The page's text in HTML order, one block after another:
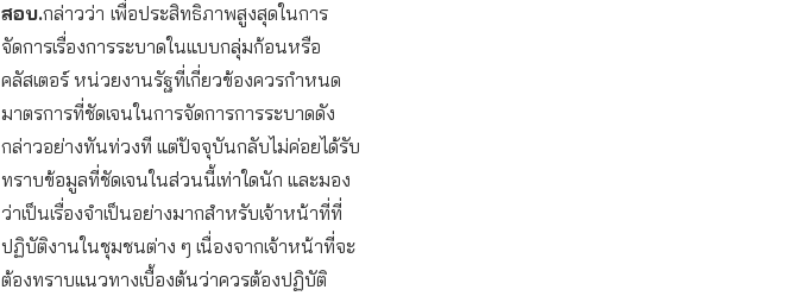
สอบ.กล่าวว่า เพื่อประสิทธิภาพสูงสุดในการ
จัดการเรื่องการระบาดในแบบกลุ่มก้อนหรือ
คลัสเตอร์ หน่วยงานรัฐที่เกี่ยวข้องควรกำหนด
มาตรการที่ชัดเจนในการจัดการการระบาดดัง
กล่าวอย่างทันท่วงที แต่ปัจจุบันกลับไม่ค่อยได้รับ
ทราบข้อมูลที่ชัดเจนในส่วนนี้เท่าใดนัก และมอง
ว่าเป็นเรื่องจำเป็นอย่างมากสำหรับเจ้าหน้าที่ที่
ปฏิบัติงานในชุมชนต่าง ๆ เนื่องจากเจ้าหน้าที่จะ
ต้องทราบแนวทางเบื้องต้นว่าควรต้องปฏิบัติ